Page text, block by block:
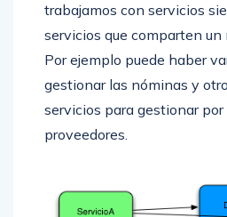
trabajamos con servicios
servicios que comparten
Por ejemplo puede haber
gestionar las nóminas y
servicios para gestionar por
proveedores.